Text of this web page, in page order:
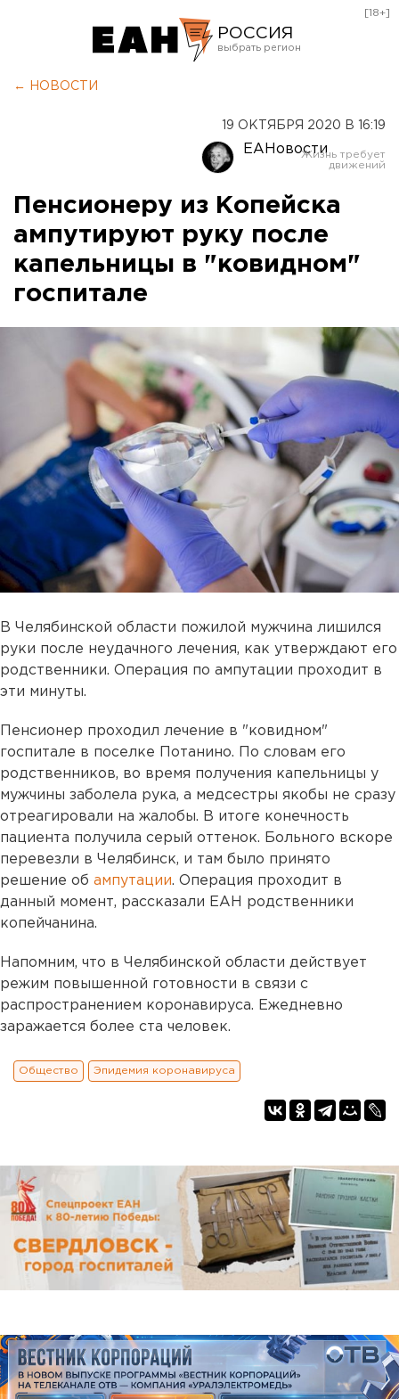
РОССИЯ
Оренбург
[18+]
← НОВОСТИ
19 ОКТЯБРЯ 2020 В 16:19
ЕАНовости
Пенсионеру из Копейска
ампутируют руку после
капельницы в "ковидном"
госпитале
В Челябинской области пожилой мужчина лишился
руки после неудачного лечения, как утверждают его
родственники. Операция по ампутации проходит в
эти минуты.
Пенсионер проходил лечение в "ковидном"
госпитале в поселке Потанино. По словам его
родственников, во время получения капельницы у
мужчины заболела рука, а медсестры якобы не сразу
отреагировали на жалобы. В итоге конечность
пациента получила серый оттенок. Больного вскоре
перевезли в Челябинск, и там было принято
решение об ампутации. Операция проходит в
данный момент, рассказали ЕАН родственники
копейчанина.
Напомним, что в Челябинской области действует
режим повышенной готовности в связи с
распространением коронавируса. Ежедневно
заражается более ста человек.
Общество Эпидемия коронавируса